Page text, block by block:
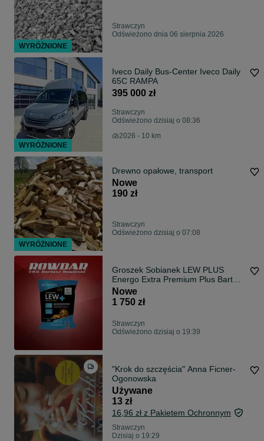
Strawczyn
Odświeżono dnia 06 sierpnia 2026
Iveco Daily Bus-Center Iveco Daily
65C RAMPA
395 000 zł
Strawczyn
Odświeżono dzisiaj o 08:36
2026 - 10 km
Drewno opałowe, transport
Nowe
190 zł
Strawczyn
Odświeżono dzisiaj o 07:08
Groszek Sobianek LEW PLUS
Energo Extra Premium Plus Bartex
Gold Pellet Kielce Strawczyn
Nowe
1 750 zł
Strawczyn
Odświeżono dzisiaj o 19:39
"Krok do szczęścia" Anna Ficner-
Ogonowska
Używane
13 zł
16,96 zł z Pakietem Ochronnym
Strawczyn
Dzisiaj o 19:29
WYRÓŻNIONE
WYRÓŻNIONE
WYRÓŻNIONE